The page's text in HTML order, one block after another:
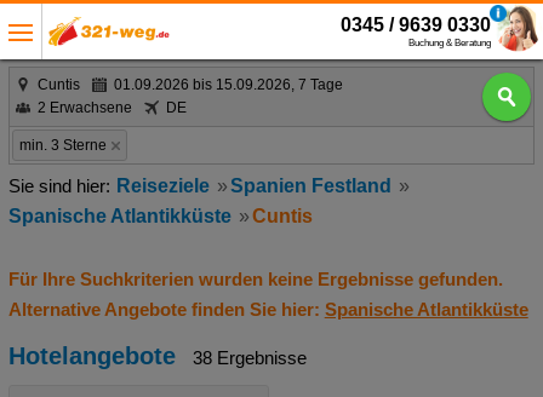
0345 / 9639 0330
Buchung & Beratung
Cuntis
01.09.2026 bis 15.09.2026, 7 Tage
2 Erwachsene
DE
min. 3 Sterne
Reiseziele
Spanien Festland
Spanische Atlantikküste
Cuntis
Für Ihre Suchkriterien wurden keine Ergebnisse gefunden.
Alternative Angebote finden Sie hier: Spanische Atlantikküste
Hotelangebote 38 Ergebnisse